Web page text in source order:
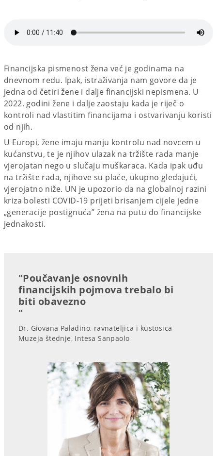
Financijska pismenost žena već je godinama na
dnevnom redu. Ipak, istraživanja nam govore da je
jedna od četiri žene i dalje financijski nepismena. U
2022. godini žene i dalje zaostaju kada je riječ o
kontroli nad vlastitim financijama i ostvarivanju koristi
od njih.
U Europi, žene imaju manju kontrolu nad novcem u
kućanstvu, te je njihov ulazak na tržište rada manje
vjerojatan nego u slučaju muškaraca. Kada ipak uđu
na tržište rada, njihove su plaće, ukupno gledajući,
vjerojatno niže. UN je upozorio da na globalnoj razini
kriza bolesti COVID-19 prijeti brisanjem cijele jedne
„generacije postignuća” žena na putu do financijske
jednakosti.
"Poučavanje osnovnih
financijskih pojmova trebalo bi
biti obavezno
"
Dr. Giovana Paladino, ravnateljica i kustosica
Muzeja štednje, Intesa Sanpaolo